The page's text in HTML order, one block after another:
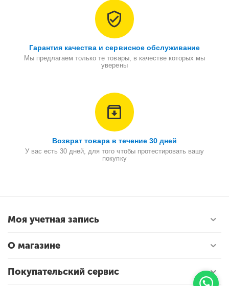
Гарантия качества и сервисное обслуживание
Мы предлагаем только те товары, в качестве которых мы
уверены
Возврат товара в течение 30 дней
У вас есть 30 дней, для того чтобы протестировать вашу
покупку
Моя учетная запись
О магазине
Покупательский сервис